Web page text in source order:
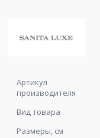
Артикул
производителя
Вид товара
Размеры, см